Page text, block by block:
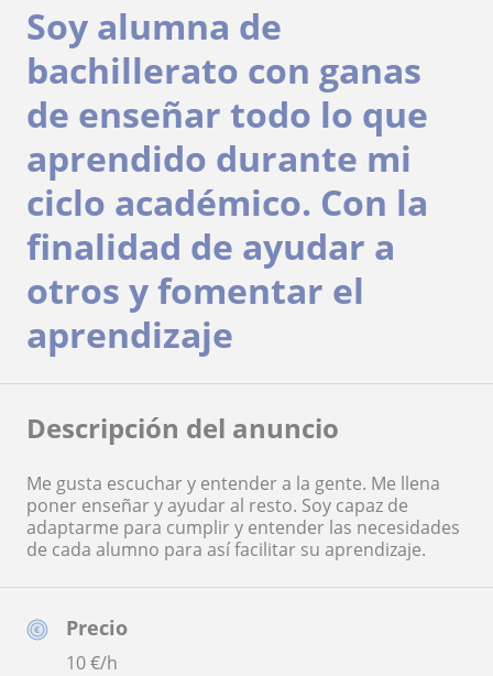
Precio
10€/h
Soy alumna de
bachillerato con ganas
de enseñar todo lo que
aprendido durante mi
ciclo académico. Con la
finalidad de ayudar a
otros y fomentar el
aprendizaje
Descripción del anuncio
Me gusta escuchar y entender a la gente. Me llena
poner enseñar y ayudar al resto. Soy capaz de
adaptarme para cumplir y entender las necesidades
de cada alumno para así facilitar su aprendizaje.